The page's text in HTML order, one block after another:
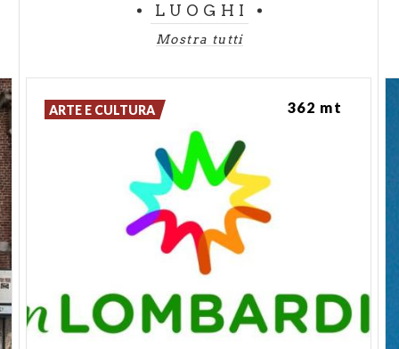
LUOGHI
Mostra tutti
ARTE E CULTURA 362 mt